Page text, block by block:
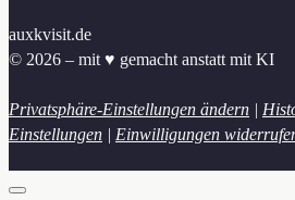
auxkvisit.de
© 2026 – mit ♥︎ gemacht anstatt mit KI
Privatsphäre-Einstellungen ändern |
Einstellungen | Einwilligungen